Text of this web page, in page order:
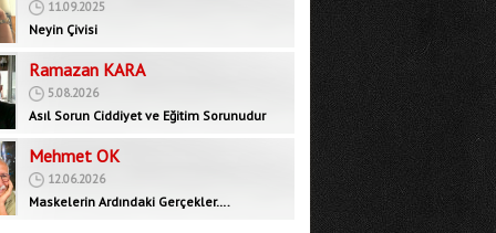
5.08.2026
Asıl Sorun Ciddiyet ve Eğitim Sorunudur
Mehmet OK
12.06.2026
Maskelerin Ardındaki Gerçekler….
Bedrettin GÜNDEŞ
29.09.2025
İktidar muhalefeti devre dışı bırakarak yeni